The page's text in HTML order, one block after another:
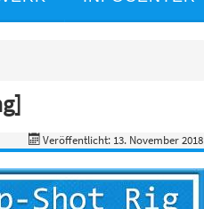
Veröffentlicht: 13. November 2018